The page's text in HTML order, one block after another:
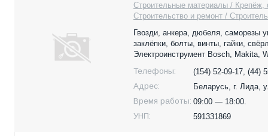
Строительные материалы / Крепёж,
Строительство и ремонт /
Гвозди, анкера, дюбеля, саморезы
заклёпки, болты, винты, гайки,
Электроинструмент Bosch, Makita,
Телефоны:
(154) 52-09-17, (44)
Адрес:
Беларусь, г. Лида,
Время работы: 09:00 — 18:00.
УНП:
591331869